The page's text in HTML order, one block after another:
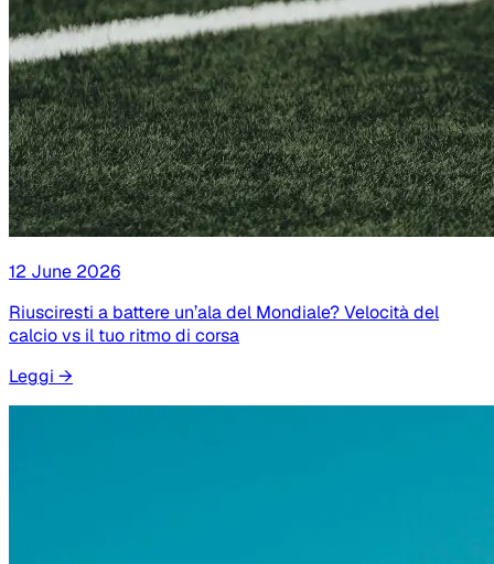
12 June 2026
Riusciresti a battere un’ala del Mondiale? Velocità del
calcio vs il tuo ritmo di corsa
Leggi →